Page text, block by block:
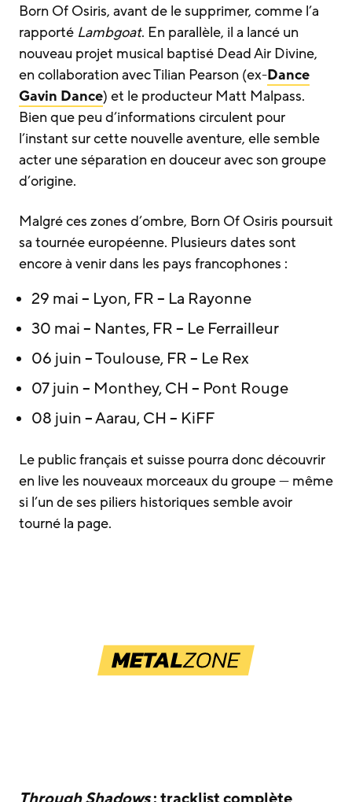
Born Of Osiris, avant de le supprimer, comme l’a
rapporté Lambgoat. En parallèle, il a lancé un
nouveau projet musical baptisé Dead Air Divine,
en collaboration avec Tilian Pearson (ex-Dance
Gavin Dance) et le producteur Matt Malpass.
Bien que peu d’informations circulent pour
l’instant sur cette nouvelle aventure, elle semble
acter une séparation en douceur avec son groupe
d’origine.
Malgré ces zones d’ombre, Born Of Osiris poursuit
sa tournée européenne. Plusieurs dates sont
encore à venir dans les pays francophones :
29 mai – Lyon, FR – La Rayonne
30 mai – Nantes, FR – Le Ferrailleur
06 juin – Toulouse, FR – Le Rex
07 juin – Monthey, CH – Pont Rouge
08 juin – Aarau, CH – KiFF
Le public français et suisse pourra donc découvrir
en live les nouveaux morceaux du groupe — même
si l’un de ses piliers historiques semble avoir
tourné la page.